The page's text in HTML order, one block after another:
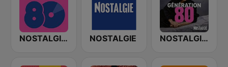
NOSTALGIE 80 NOSTALGIE NOSTALGIE GENERATION 80